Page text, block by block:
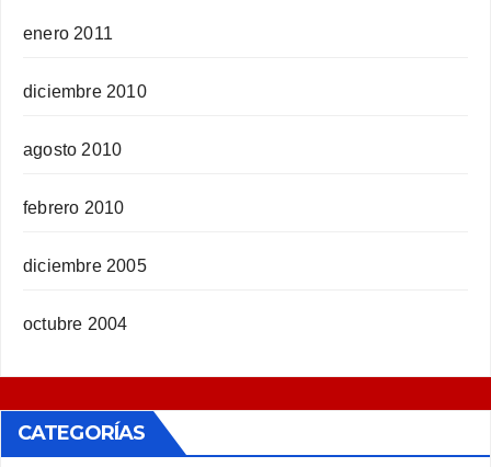
enero 2011
diciembre 2010
agosto 2010
febrero 2010
diciembre 2005
octubre 2004
CATEGORÍAS